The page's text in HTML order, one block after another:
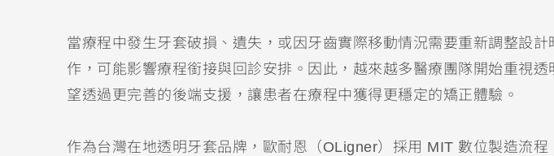
當療程中發生牙套破損、遺失，或因牙齒實際移動情況需要重新調整設
作，可能影響療程銜接與回診安排。因此，越來越多醫療團隊開始重視
望透過更完善的後端支援，讓患者在療程中獲得更穩定的矯正體驗。
作為台灣在地透明牙套品牌，歐耐恩（OLigner）採用 MIT 數位製造流